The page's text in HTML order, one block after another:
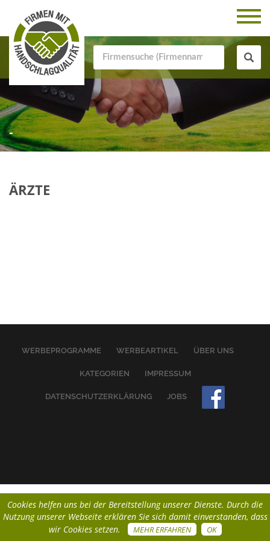
-
ÄRZTE
WERBEPROGRAMME WERBEARTIKEL ÜBER UNS
KATEGORIEN IMPRESSUM
DATENSCHUTZERKLÄRUNG JOBS
Cookies helfen uns bei der Bereitstellung unserer Dienste. Durch die
Nutzung unserer Webseite erklären Sie sich damit einverstanden, dass
wir Cookies setzen.
MEHR ERFAHREN OK